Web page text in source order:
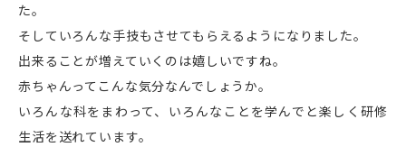
た。
そしていろんな手技もさせてもらえるようになりました。
出来ることが増えていくのは嬉しいですね。
赤ちゃんってこんな気分なんでしょうか。
いろんな科をまわって、いろんなことを学んでと楽しく研修
生活を送れています。